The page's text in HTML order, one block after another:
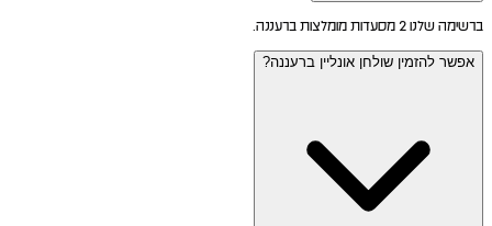
ברשימה שלנו 2 מסעדות מומלצות ברעננה.
אפשר להזמין שולחן אונליין ברעננה?